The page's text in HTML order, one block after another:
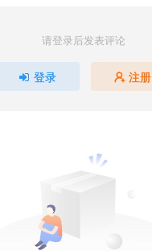
请登录后发表评论
登录 注册